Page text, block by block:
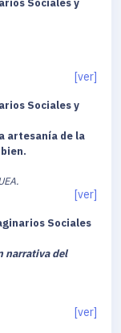
Sociales y
[ver]
Sociales y
artesanía de la
[ver]
Sociales
narrativa del
[ver]